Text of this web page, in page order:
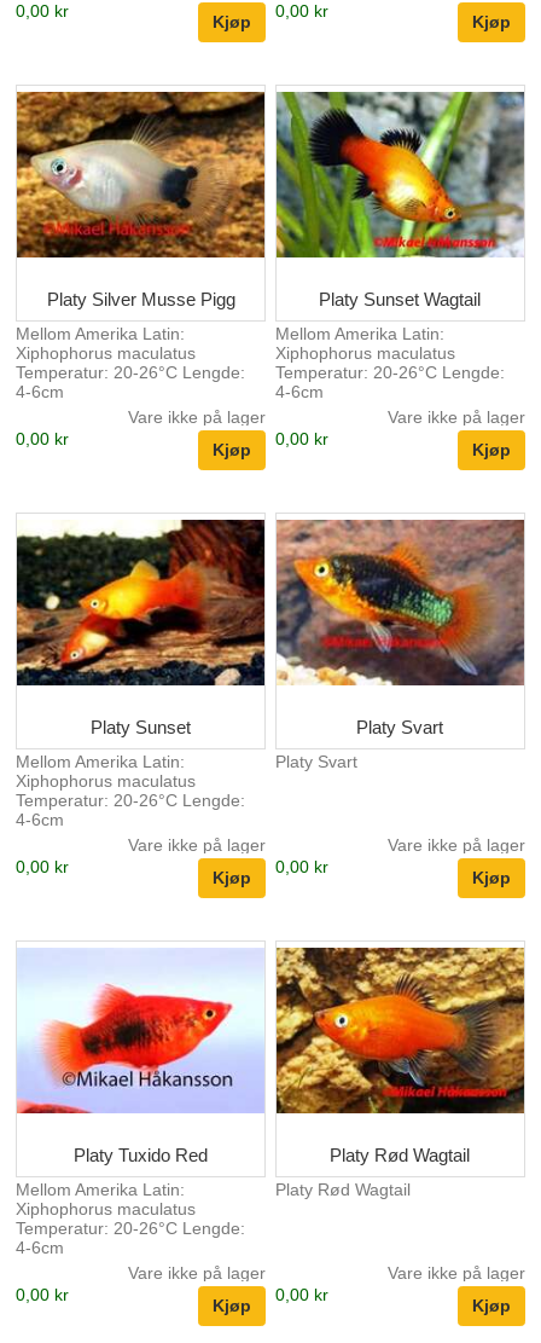
0,00 kr
0,00 kr
Platy Silver Musse Pigg
Mellom Amerika Latin:
Xiphophorus maculatus
Temperatur: 20-26°C Lengde:
4-6cm
Vare ikke på lager
0,00 kr
Platy Sunset Wagtail
Mellom Amerika Latin:
Xiphophorus maculatus
Temperatur: 20-26°C Lengde:
4-6cm
Vare ikke på lager
0,00 kr
Platy Sunset
Mellom Amerika Latin:
Xiphophorus maculatus
Temperatur: 20-26°C Lengde:
4-6cm
Vare ikke på lager
0,00 kr
Platy Svart
Platy Svart
Vare ikke på lager
0,00 kr
Platy Tuxido Red
Mellom Amerika Latin:
Xiphophorus maculatus
Temperatur: 20-26°C Lengde:
4-6cm
Vare ikke på lager
0,00 kr
Platy Rød Wagtail
Platy Rød Wagtail
Vare ikke på lager
0,00 kr